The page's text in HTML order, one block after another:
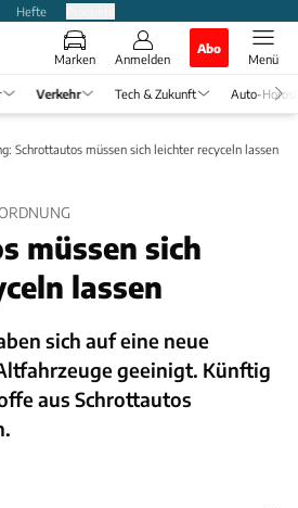
Hefte
Marken Anmelden
Abo
Menü
Verkehr Tech & Zukunft Auto-
Schrottautos müssen sich leichter recyceln lassen
müssen sich
lassen
sich auf eine neue
geeinigt. Künftig
aus Schrottautos